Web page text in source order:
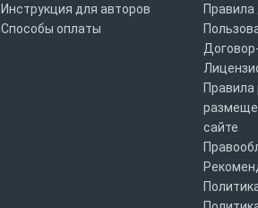
Инструкция для авторов
Способы оплаты
Правила
Правила
сайте